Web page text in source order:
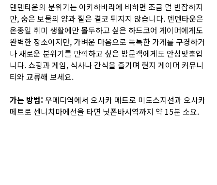
덴덴타운의 분위기는 아키하바라에 비하면 조금 덜 번잡하지
만, 숨은 보물의 양과 질은 결코 뒤지지 않습니다. 덴덴타운은
온종일 취미 생활에만 몰두하고 싶은 하드코어 게이머에게도
완벽한 장소이지만, 가벼운 마음으로 독특한 가게를 구경하거
나 새로운 분위기를 만끽하고 싶은 방문객에게도 안성맞춤입
니다. 쇼핑과 게임, 식사나 간식을 즐기며 현지 게이머 커뮤니
티와 교류해 보세요.
가는 방법: 우메다역에서 오사카 메트로 미도스지선과 오사카
메트로 센니치마에선을 타면 닛폰바시역까지 약 15분 소요.